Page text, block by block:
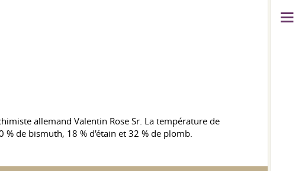
allemand Valentin Rose Sr. La température de
% de bismuth, 18 % d'étain et 32 % de plomb.